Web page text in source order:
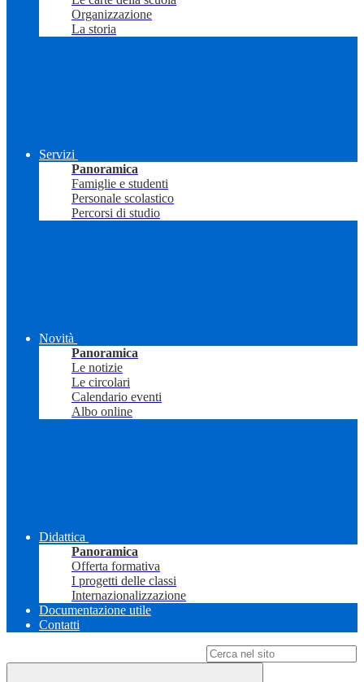
Organizzazione
La storia
Servizi
Panoramica
Famiglie e studenti
Personale scolastico
Percorsi di studio
Novità
Panoramica
Le notizie
Le circolari
Calendario eventi
Albo online
Didattica
Panoramica
Offerta formativa
I progetti delle classi
Internazionalizzazione
Documentazione utile
Contatti